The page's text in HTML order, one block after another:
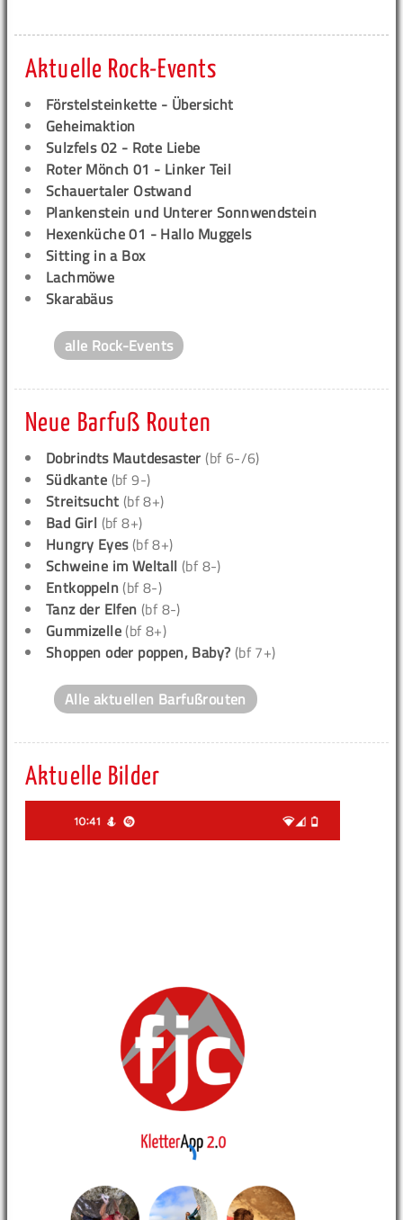
Aktuelle Rock-Events
Förstelsteinkette - Übersicht
Geheimaktion
Sulzfels 02 - Rote Liebe
Roter Mönch 01 - Linker Teil
Schauertaler Ostwand
Plankenstein und Unterer Sonnwendstein
Hexenküche 01 - Hallo Muggels
Sitting in a Box
Lachmöwe
Skarabäus
alle Rock-Events
Neue Barfuß Routen
Dobrindts Mautdesaster (bf 6-/6)
Südkante (bf 9-)
Streitsucht (bf 8+)
Bad Girl (bf 8+)
Hungry Eyes(bf 8+)
Schweine im Weltall (bf 8-)
Entkoppeln (bf 8-)
Tanz der Elfen (bf 8-)
Gummizelle (bf 8+)
Shoppen oder poppen, Baby? (bf 7+)
Alle aktuellen Barfußrouten
Aktuelle Bilder